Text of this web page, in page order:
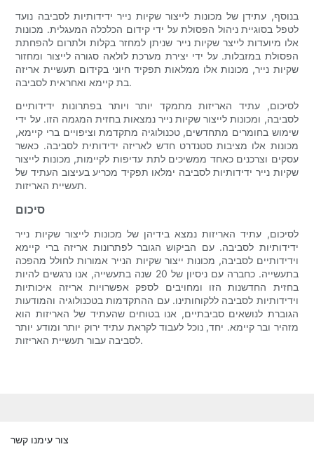
בנוסף, עתידן של מכונות לייצור שקיות נייר ידידותיות לסביבה נועד
לטפל בסוגיית ניהול הפסולת על ידי קידום הכלכלה המעגלית. מכונות
אלו מיועדות לייצר שקיות נייר שניתן למחזר בקלות ולתרום להפחתת
הפסולת במזבלות. על ידי יצירת מערכת לולאה סגורה לייצור ומחזור
שקיות נייר, מכונות אלו ממלאות תפקיד חיוני בקידום תעשיית אריזה
בת קיימא ואחראית לסביבה.
לסיכום, עתיד האריזות מתמקד יותר ויותר בפתרונות ידידותיים
לסביבה, ומכונות לייצור שקיות נייר נמצאות בחזית המגמה הזו. על ידי
שימוש בחומרים מתחדשים, טכנולוגיה מתקדמת וציפויים ברי קיימא,
מכונות אלו מציבות סטנדרט חדש לאריזה ידידותית לסביבה. כאשר
עסקים וצרכנים כאחד ממשיכים לתת עדיפות לקיימות, מכונות לייצור
שקיות נייר ידידותיות לסביבה ימלאו תפקיד מכריע בעיצוב העתיד של
תעשיית האריזות.
סיכום
לסיכום, עתיד האריזות נמצא בידיהן של מכונות לייצור שקיות נייר
ידידותיות לסביבה. עם הביקוש הגובר לפתרונות אריזה ברי קיימא
וידידותיים לסביבה, מכונות ייצור שקיות הנייר אמורות לחולל מהפכה
בתעשייה. כחברה עם ניסיון של 20 שנה בתעשייה, אנו נרגשים להיות
בחזית החדשנות הזו ומחויבים לספק אפשרויות אריזה איכותיות
וידידותיות לסביבה ללקוחותינו. עם ההתקדמות בטכנולוגיה והמודעות
הגוברת לנושאים סביבתיים, אנו בטוחים שהעתיד של האריזות הוא
מזהיר ובר קיימא. יחד, נוכל לעבוד לקראת עתיד ירוק יותר ומודע יותר
לסביבה עבור תעשיית האריזות.
צור עימנו קשר